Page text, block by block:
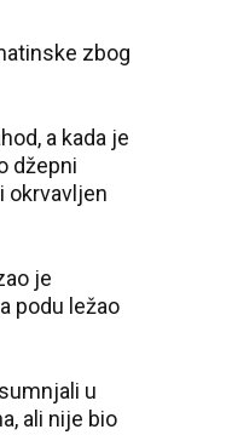
zbog
a kada je
džepni
okrvavljen
je
podu ležao
u
ali nije bio